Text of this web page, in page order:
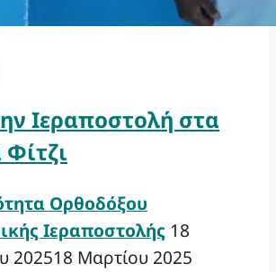
Ιεραποστολή στα
Ορθοδόξου
Ιεραποστολής 18
202518 Μαρτίου 2025